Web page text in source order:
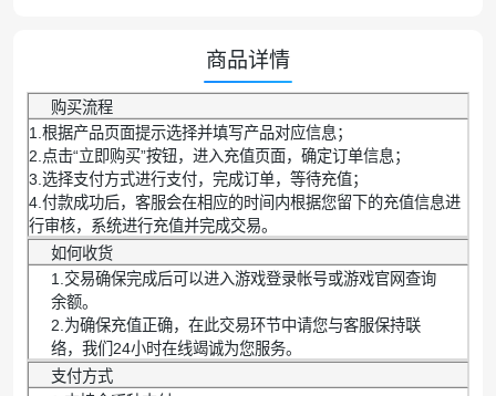
商品详情
购买流程
1.根据产品页面提示选择并填写产品对应信息；
2.点击“立即购买”按钮，进入充值页面，确定订单信息；
3.选择支付方式进行支付，完成订单，等待充值；
4.付款成功后，客服会在相应的时间内根据您留下的充值信息进
行审核，系统进行充值并完成交易。
如何收货
1.交易确保完成后可以进入游戏登录帐号或游戏官网查询
余额。
2.为确保充值正确，在此交易环节中请您与客服保持联
络，我们24小时在线竭诚为您服务。
支付方式